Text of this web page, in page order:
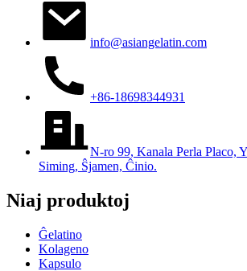
info@asiangelatin.com
+86-18698344931
N-ro 99, Kanala Perla Placo,
Siming, Ŝjamen, Ĉinio.
Niaj produktoj
Ĝelatino
Kolageno
Kapsulo